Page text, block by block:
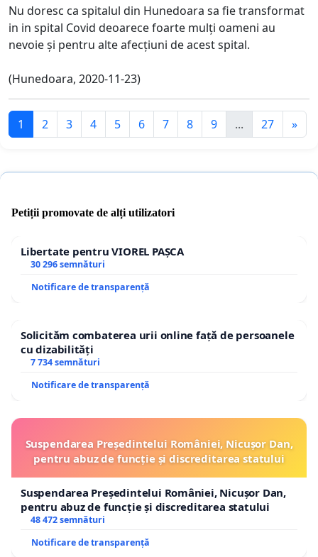
Nu doresc ca spitalul din Hunedoara sa fie transformat
in in spital Covid deoarece foarte mulți oameni au
nevoie și pentru alte afecțiuni de acest spital.
(Hunedoara, 2020-11-23)
1 2 3 4 5 6 7 8 9 ... 27 »
Petiții promovate de alți utilizatori
Libertate pentru VIOREL PAȘCA
30 296 semnături
Notificare de transparență
Solicităm combaterea urii online față de persoanele
cu dizabilități
7 734 semnături
Notificare de transparență
Suspendarea Președintelui României, Nicușor Dan,
pentru abuz de funcție și discreditarea statului
Suspendarea Președintelui României, Nicușor Dan,
pentru abuz de funcție și discreditarea statului
48 472 semnături
Notificare de transparență